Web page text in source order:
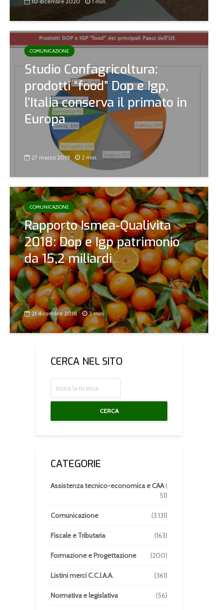
COMUNICAZIONE
Studio Confagricoltura:
prodotti “food” Dop e Igp,
l’Italia conserva il primato in
Europa
27 marzo 2019 2 min.
COMUNICAZIONE
Rapporto Ismea-Qualivita
2018: Dop e Igp patrimonio
da 15,2 miliardi
21 dicembre 2018 3 min.
CERCA NEL SITO
CERCA
CATEGORIE
Assistenza tecnico-economica e CAA(
51)
Comunicazione (3.131)
Fiscale e Tributaria (163)
Formazione e Progettazione (200)
Listini merci C.C.I.A.A. (361)
Normativa e legislativa (56)